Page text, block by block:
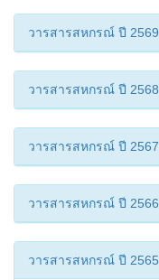
วารสารสหกรณ์ ปี 2569
วารสารสหกรณ์ ปี 2568
วารสารสหกรณ์ ปี 2567
วารสารสหกรณ์ ปี 2566
วารสารสหกรณ์ ปี 2565